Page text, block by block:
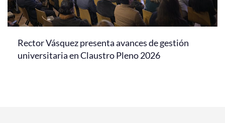
Rector Vásquez presenta avances de gestión
universitaria en Claustro Pleno 2026